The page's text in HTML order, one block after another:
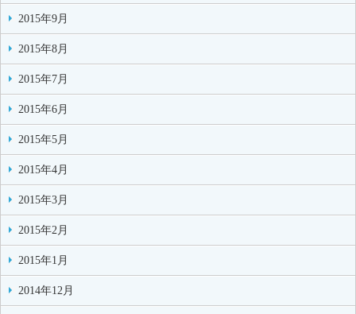
2015年9月
2015年8月
2015年7月
2015年6月
2015年5月
2015年4月
2015年3月
2015年2月
2015年1月
2014年12月